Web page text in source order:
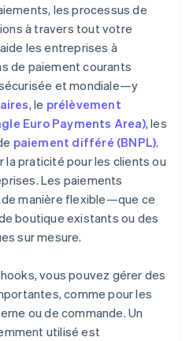
les processus de
à travers tout votre
les entreprises à
de paiement courants
et mondiale—y
, le prélèvement
Euro Payments Area), les
paiement différé (BNPL).
praticité pour les clients ou
Les paiements
manière flexible—que ce
boutique existants ou des
sur mesure.
vous pouvez gérer des
comme pour les
ou de commande. Un
utilisé est